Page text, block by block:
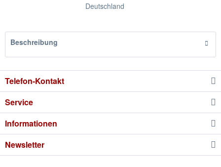
Deutschland
Beschreibung
Telefon-Kontakt
Service
Informationen
Newsletter